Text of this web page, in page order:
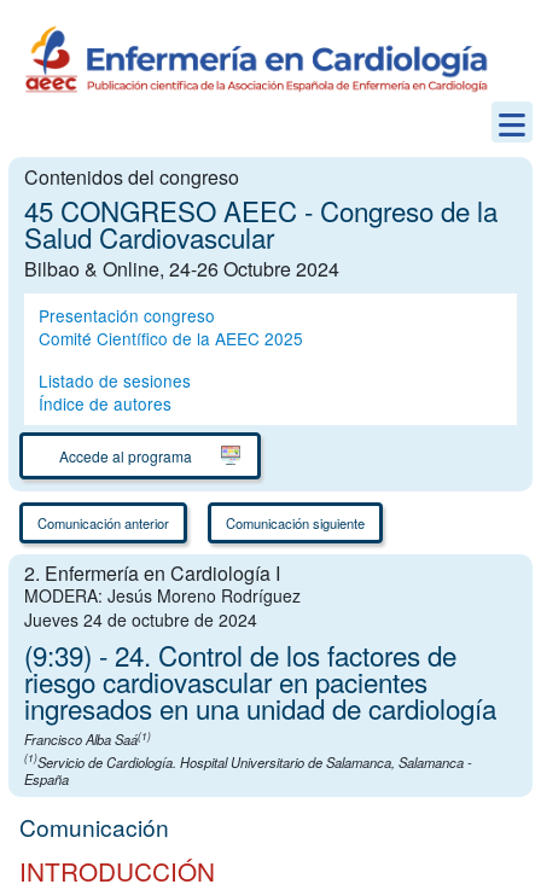
Contenidos del congreso
45 CONGRESO AEEC - Congreso de la
Salud Cardiovascular
Bilbao & Online, 24-26 Octubre 2024
Presentación congreso
Comité Científico de la AEEC 2025
Listado de sesiones
Índice de autores
Accede al programa
Comunicación anterior Comunicación siguiente
2. Enfermería en Cardiología I
MODERA: Jesús Moreno Rodríguez
Jueves 24 de octubre de 2024
(9:39) - 24. Control de los factores de
riesgo cardiovascular en pacientes
ingresados en una unidad de cardiología
Francisco Alba Saá(1)
(1)Servicio de Cardiología. Hospital Universitario de Salamanca, Salamanca -
España
Comunicación
INTRODUCCIÓN